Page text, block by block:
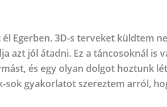
3D-s terveket küldtem
jól átadni. Ez a táncosoknál is
és egy olyan dolgot hoztunk
gyakorlatot szereztem arról,